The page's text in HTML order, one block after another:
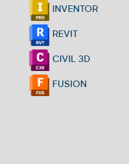
INVENTOR
REVIT
CIVIL 3D
FUSION